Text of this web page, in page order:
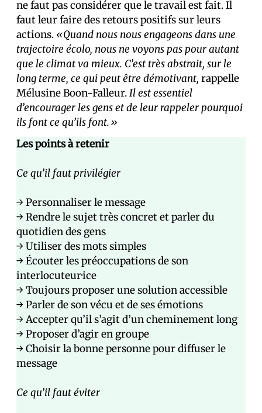
ne faut pas considérer que le travail est fait. Il
faut leur faire des retours positifs sur leurs
actions. «Quand nous nous engageons dans une
trajectoire écolo, nous ne voyons pas pour autant
que le climat va mieux. C’est très abstrait, sur le
long terme, ce qui peut être démotivant, rappelle
Mélusine Boon-Falleur.Il est essentiel
d’encourager les gens et de leur rappeler pourquoi
ils font ce qu’ils font.»
Les points à retenir
Ce qu’il faut privilégier
→ Personnaliser le message
→ Rendre le sujet très concret et parler du
quotidien des gens
→ Utiliser des mots simples
→ Écouter les préoccupations de son
interlocuteur·ice
→ Toujours proposer une solution accessible
→ Parler de son vécu et de ses émotions
→ Accepter qu’il s’agit d’un cheminement long
→ Proposer d’agir en groupe
→ Choisir la bonne personne pour diffuser le
message
Ce qu’il faut éviter